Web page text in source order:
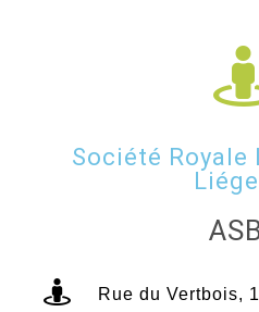
Société Royale
Rue du Vertbois,